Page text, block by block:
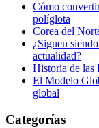
Cómo
políglota
Corea del
¿Siguen
actualidad?
Historia de las
El Modelo
global
Categorías